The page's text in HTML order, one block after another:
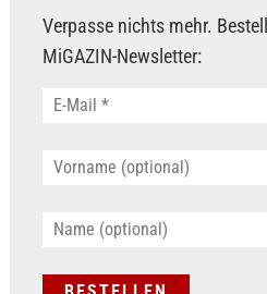
Verpasse nichts mehr.
MiGAZIN-Newsletter: